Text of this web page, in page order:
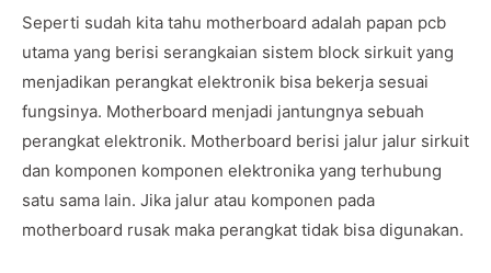
Seperti sudah kita tahu motherboard adalah papan pcb
utama yang berisi serangkaian sistem block sirkuit yang
menjadikan perangkat elektronik bisa bekerja sesuai
fungsinya. Motherboard menjadi jantungnya sebuah
perangkat elektronik. Motherboard berisi jalur jalur sirkuit
dan komponen komponen elektronika yang terhubung
satu sama lain. Jika jalur atau komponen pada
motherboard rusak maka perangkat tidak bisa digunakan.